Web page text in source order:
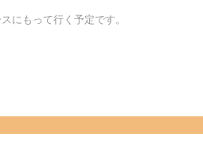
にもって行く予定です。